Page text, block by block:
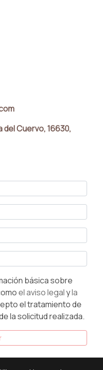
del Cuervo, 16630,
asi comoel aviso legalyla
el tratamiento de
la solicitud realizada.